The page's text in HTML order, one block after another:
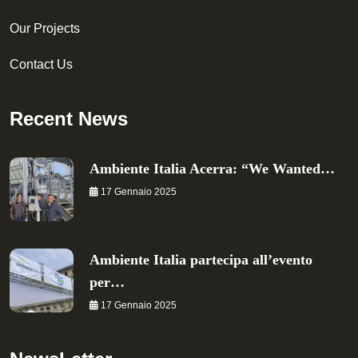
Our Projects
Contact Us
Recent News
Ambiente Italia Acerra: “We Wanted…
17 Gennaio 2025
Ambiente Italia partecipa all’evento
per…
17 Gennaio 2025